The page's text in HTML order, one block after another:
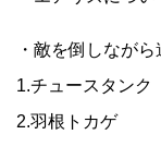
・敵を倒しなが
1.チュースタンク
2.羽根トカゲ